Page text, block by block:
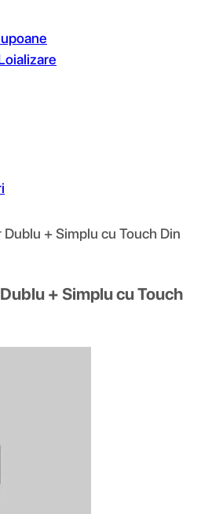
+ Simplu cu Touch Din
+ Simplu cu Touch